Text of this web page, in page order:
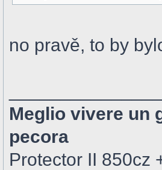
no pravě, to by
Meglio vivere un
pecora
Protector II 850cz